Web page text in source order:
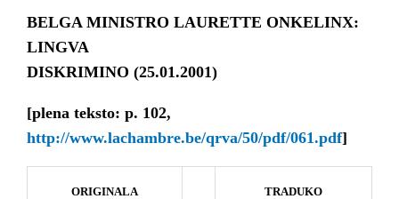
BELGA MINISTRO LAURETTE ONKELINX:
LINGVA
DISKRIMINO (25.01.2001)
[plena teksto: p. 102,
http://www.lachambre.be/qrva/50/pdf/061.pdf]
ORIGINALA
TRADUKO